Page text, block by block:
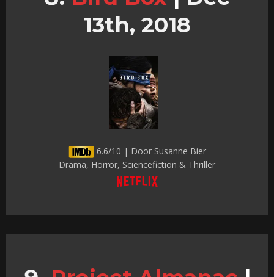
13th, 2018
6.6/10 | Door Susanne Bier
Drama, Horror, Sciencefiction & Thriller